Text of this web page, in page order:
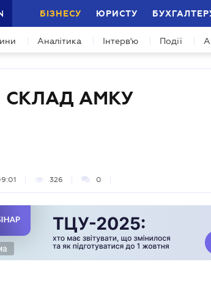
БІЗНЕСУ ЮРИСТУ
Аналітика Інтерв'ю Події
СКЛАД АМКУ
326 0